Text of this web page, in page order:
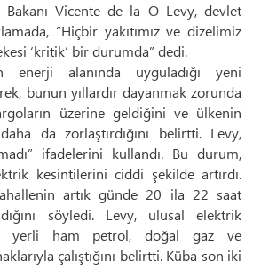
Vicente de la O Levy, devlet
“Hiçbir yakıtımız ve dizelimiz
‘kritik’ bir durumda” dedi.
enerji alanında uyguladığı yeni
bunun yıllardır dayanmak zorunda
üzerine geldiğini ve ülkenin
da zorlaştırdığını belirtti. Levy,
ifadelerini kullandı. Bu durum,
kesintilerini ciddi şekilde artırdı.
artık günde 20 ila 22 saat
söyledi. Levy, ulusal elektrik
yerli ham petrol, doğal gaz ve
çalıştığını belirtti. Küba son iki